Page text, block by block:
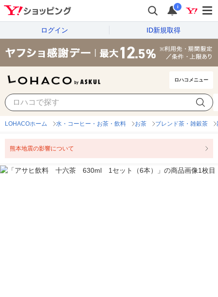
i
ログイン ID新規取得
ロハコメニュー
LOHACOホーム 水・コーヒー・お茶・飲料 お茶 ブレンド茶・雑穀茶
熊本地震の影響について